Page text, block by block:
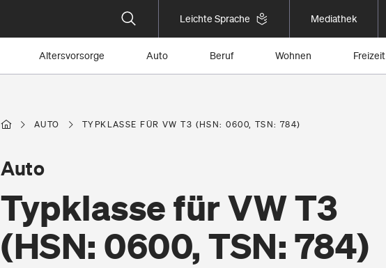
Leichte Sprache Mediathek
Altersvorsorge Auto Beruf Wohnen Freizeit
AUTO TYPKLASSE FÜR VW T3 (HSN: 0600, TSN: 784)
Typklasse für VW T3
(HSN: 0600, TSN: 784)
Auto